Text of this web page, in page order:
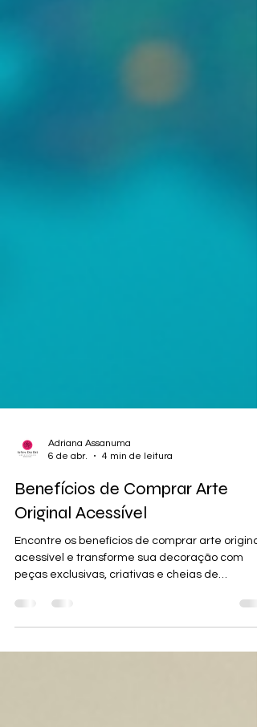
Adriana Assanuma
6 de abr.
4 min de leitura
Benefícios de Comprar Arte
Original Acessível
acessível e transforme sua decoração com
peças exclusivas, criativas e cheias de